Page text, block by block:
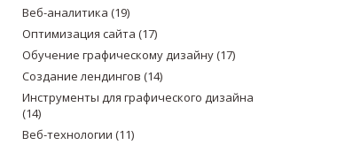
Веб-аналитика (19)
Оптимизация сайта (17)
Обучение графическому дизайну(17)
Создание лендингов (14)
Инструменты для графического дизайна
(14)
Веб-технологии (11)